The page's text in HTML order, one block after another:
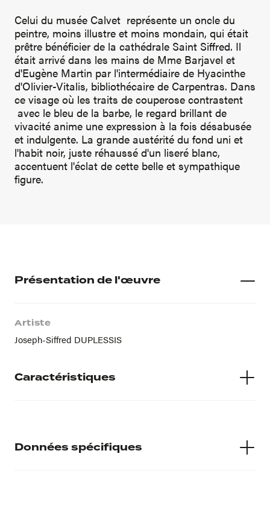
Celui du musée Calvet représente un oncle du
peintre, moins illustre et moins mondain, qui était
prêtre bénéficier de la cathédrale Saint Siffred. Il
était arrivé dans les mains de Mme Barjavel et
d'Eugène Martin par l'intermédiaire de Hyacinthe
d'Olivier-Vitalis, bibliothécaire de Carpentras. Dans
ce visage où les traits de couperose contrastent
avec le bleu de la barbe, le regard brillant de
vivacité anime une expression à la fois désabusée
et indulgente. La grande austérité du fond uni et
l'habit noir, juste réhaussé d'un liseré blanc,
accentuent l'éclat de cette belle et sympathique
figure.
Présentation de l'œuvre
Artiste
Joseph-Siffred DUPLESSIS
Caractéristiques
Données spécifiques